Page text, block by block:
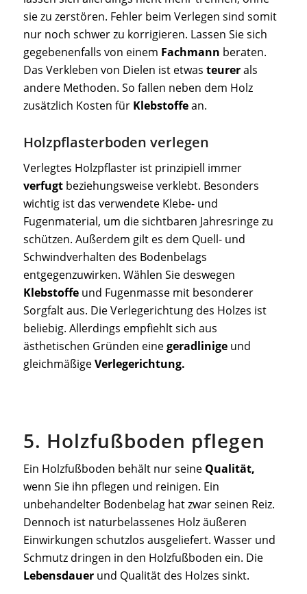
sie zu zerstören. Fehler beim Verlegen sind somit
nur noch schwer zu korrigieren. Lassen Sie sich
gegebenenfalls von einem Fachmann beraten.
Das Verkleben von Dielen ist etwas teurerals
andere Methoden. So fallen neben dem Holz
zusätzlich Kosten für Klebstoffean.
Holzpflasterboden verlegen
Verlegtes Holzpflaster ist prinzipiell immer
verfugtbeziehungsweise verklebt. Besonders
wichtig ist das verwendete Klebe- und
Fugenmaterial, um die sichtbaren Jahresringe zu
schützen. Außerdem gilt es dem Quell- und
Schwindverhalten des Bodenbelags
entgegenzuwirken. Wählen Sie deswegen
Klebstoffeund Fugenmasse mit besonderer
Sorgfalt aus. Die Verlegerichtung des Holzes ist
beliebig. Allerdings empfiehlt sich aus
ästhetischen Gründen einegeradlinigeund
gleichmäßigeVerlegerichtung.
5. Holzfußboden pflegen
Ein Holzfußboden behält nur seine Qualität,
wenn Sie ihn pflegen und reinigen. Ein
unbehandelter Bodenbelag hat zwar seinen Reiz.
Dennoch ist naturbelassenes Holz äußeren
Einwirkungen schutzlos ausgeliefert. Wasser und
Schmutz dringen in den Holzfußboden ein. Die
Lebensdauerund Qualität des Holzes sinkt.